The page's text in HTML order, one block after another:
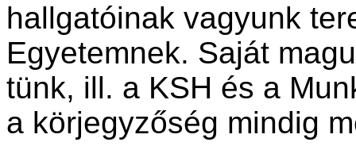
hallgatóinak vagyunk
Egye­temnek. Saját
tünk, ill. a KSH és a
a körjegyzőség mindig